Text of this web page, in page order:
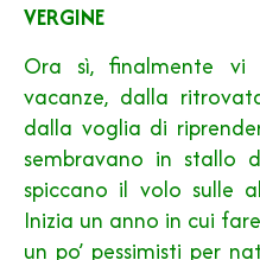
VERGINE
Ora sì, finalmente vi
vacanze, dalla
dalla voglia di
sembravano in stallo
spiccano il volo sulle
Inizia un anno in cui
un po’ pessimisti per